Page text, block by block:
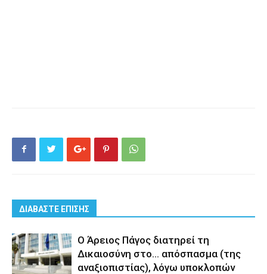
ΔΙΑΒΑΣΤΕ ΕΠΙΣΗΣ
Ο Άρειος Πάγος διατηρεί τη
Δικαιοσύνη στο… απόσπασμα (της
αναξιοπιστίας), λόγω υποκλοπών